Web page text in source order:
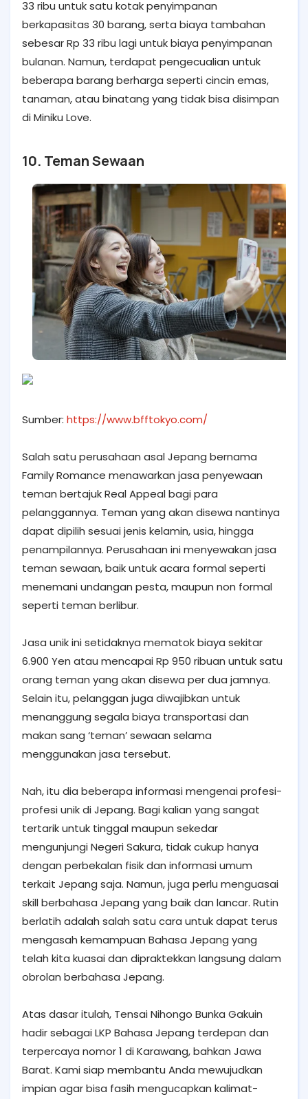
33 ribu untuk satu kotak penyimpanan
berkapasitas 30 barang, serta biaya tambahan
sebesar Rp 33 ribu lagi untuk biaya penyimpanan
bulanan. Namun, terdapat pengecualian untuk
beberapa barang berharga seperti cincin emas,
tanaman, atau binatang yang tidak bisa disimpan
di Miniku Love.
10. Teman Sewaan
Sumber: https://www.bfftokyo.com/
Salah satu perusahaan asal Jepang bernama
Family Romance menawarkan jasa penyewaan
teman bertajuk Real Appeal bagi para
pelanggannya. Teman yang akan disewa nantinya
dapat dipilih sesuai jenis kelamin, usia, hingga
penampilannya. Perusahaan ini menyewakan jasa
teman sewaan, baik untuk acara formal seperti
menemani undangan pesta, maupun non formal
seperti teman berlibur.
Jasa unik ini setidaknya mematok biaya sekitar
6.900 Yen atau mencapai Rp 950 ribuan untuk satu
orang teman yang akan disewa per dua jamnya.
Selain itu, pelanggan juga diwajibkan untuk
menanggung segala biaya transportasi dan
makan sang ‘teman’ sewaan selama
menggunakan jasa tersebut.
Nah, itu dia beberapa informasi mengenai profesi-
profesi unik di Jepang. Bagi kalian yang sangat
tertarik untuk tinggal maupun sekedar
mengunjungi Negeri Sakura, tidak cukup hanya
dengan perbekalan fisik dan informasi umum
terkait Jepang saja. Namun, juga perlu menguasai
skill berbahasa Jepang yang baik dan lancar. Rutin
berlatih adalah salah satu cara untuk dapat terus
mengasah kemampuan Bahasa Jepang yang
telah kita kuasai dan dipraktekkan langsung dalam
obrolan berbahasa Jepang.
Atas dasar itulah, Tensai Nihongo Bunka Gakuin
hadir sebagai LKP Bahasa Jepang terdepan dan
terpercaya nomor 1 di Karawang, bahkan Jawa
Barat. Kami siap membantu Anda mewujudkan
impian agar bisa fasih mengucapkan kalimat-